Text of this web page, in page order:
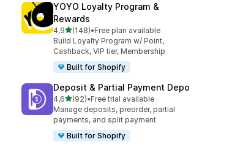
YOYO Loyalty Program &
Rewards
4,9/ 5 tähteä
(148)
148 arvostelua yhteensä
•Free plan available
Build Loyalty Program w/ Point,
Cashback, VIP tier, Membership
Built for Shopify
Deposit & Partial Payment Depo
4,6/ 5 tähteä
(92)
92 arvostelua yhteensä
•Free trial available
Manage deposits, preorder, partial
payments, and split payment
Built for Shopify